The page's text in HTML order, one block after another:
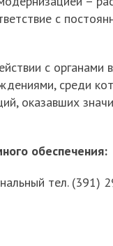
с
с органами
среди
оказавших
обеспечения:
тел. (391)